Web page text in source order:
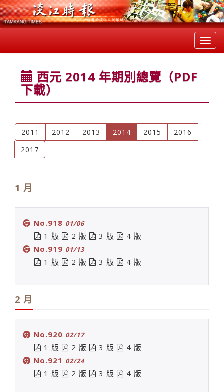
西元 2014 年期別總覽（PDF
下載）
2011 2012 2013 2014 (current)
2015
2016
2017
1 月
No.918 01/06
1 版 2 版 3 版
4 版
No.919 01/13
1 版 2 版 3 版 4 版
2 月
No.920 02/17
1 版 2 版 3 版
4 版
No.921 02/24
1 版 2 版 3 版 4 版